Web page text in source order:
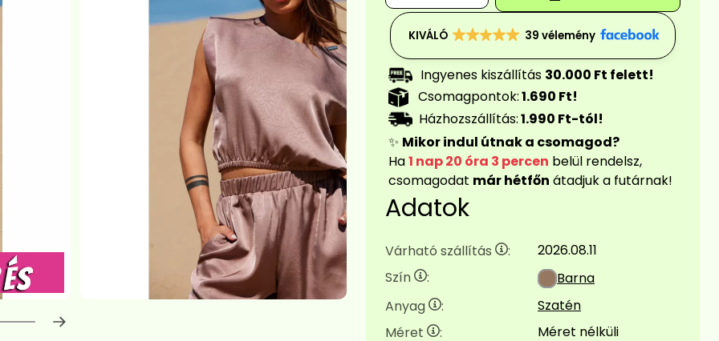
KIVÁLÓ 39 vélemény
Ingyenes kiszállítás 30.000 Ft felett!
Csomagpontok:1.690 Ft!
Házhozszállítás:1.990 Ft-tól!
✨ Mikor indul útnak a csomagod?
Ha1 nap 20 óra 3 percen belül rendelsz,
csomagodat már hétfőn átadjuk a futárnak!
Adatok
Várható szállítás :
2026.08.11
Szín
:
Barna
Anyag
:
Szatén
Méret
:
Méret nélküli